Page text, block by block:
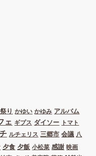
り かゆい かゆみ アルバム
ェ ギプス ダイソー
トマト
ルチェリス 三郷市 会議 八
夕食 夕飯 小松菜 感謝 映画